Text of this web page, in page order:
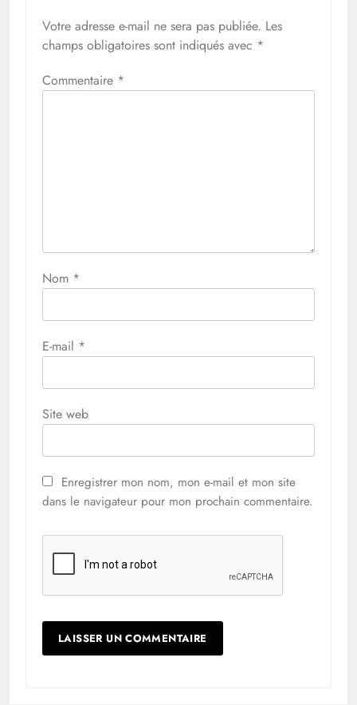
Votre adresse e-mail ne sera pas publiée. Les
champs obligatoires sont indiqués avec *
Commentaire *
Nom *
E-mail *
Site web
Enregistrer mon nom, mon e-mail et mon site
dans le navigateur pour mon prochain commentaire.